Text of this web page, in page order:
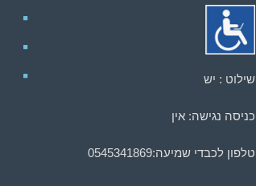
שילוט : יש
כניסה נגישה: אין
טלפון לכבדי שמיעה:0545341869